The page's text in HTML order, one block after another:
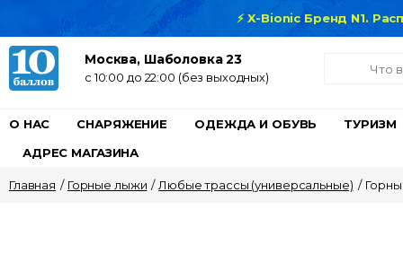
⚡ X-Bionic Бренд N1.
Москва, Шаболовка 23
c 10:00 до 22:00 (без выходных)
О НАС СНАРЯЖЕНИЕ ОДЕЖДА И ОБУВЬ
ТУРИЗМ
АДРЕС МАГАЗИНА
Главная / Горные лыжи / Любые трассы (универсальные) /